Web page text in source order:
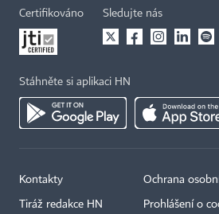
Certifikováno Sledujte nás
Stáhněte si aplikaci HN
Kontakty
Tiráž redakce HN
Ochrana
Prohlášení o